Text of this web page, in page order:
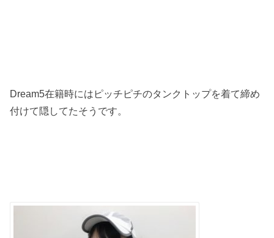
Dream5在籍時にはピッチピチのタンクトップを着て締め
付けて隠してたそうです。